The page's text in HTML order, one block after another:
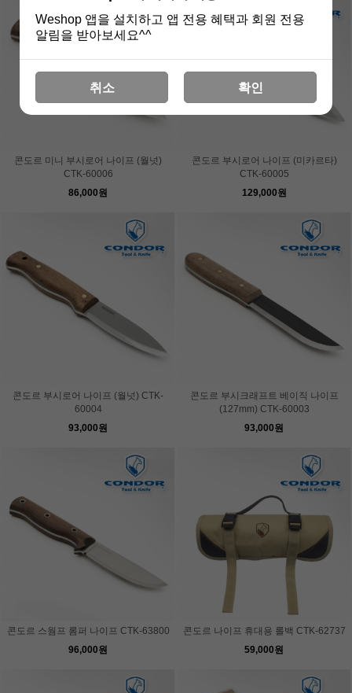
콘도르 미니 부시로어 나이프 (월넛)
CTK-60006
86,000원
콘도르 부시로어 나이프 (미카르타)
CTK-60005
129,000원
콘도르 부시로어 나이프 (월넛) CTK-
60004
93,000원
콘도르 부시크래프트 베이직 나이프
(127mm) CTK-60003
93,000원
콘도르 스웜프 롬퍼 나이프 CTK-63800
96,000원
콘도르 나이프 휴대용 롤백 CTK-62737
59,000원
Weshop 앱을 설치하고 앱 전용 혜택과 회원 전용
알림을 받아보세요^^
취소 확인